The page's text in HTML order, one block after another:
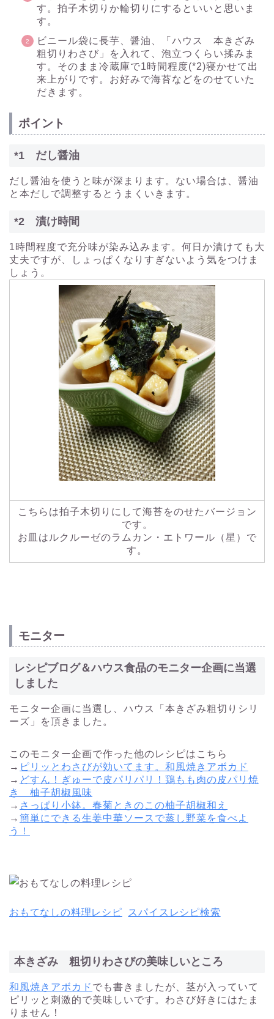
す。拍子木切りか輪切りにするといいと思いま
す。
ビニール袋に長芋、醤油、「ハウス 本きざみ
粗切りわさび」を入れて、泡立つくらい揉みま
す。そのまま冷蔵庫で1時間程度(*2)寝かせて出
来上がりです。お好みで海苔などをのせていた
だきます。
ポイント
*1 だし醤油
だし醤油を使うと味が深まります。ない場合は、醤油
と本だしで調整するとうまくいきます。
*2 漬け時間
1時間程度で充分味が染み込みます。何日か漬けても大
丈夫ですが、しょっぱくなりすぎないよう気をつけま
しょう。
こちらは拍子木切りにして海苔をのせたバージョン
です。
お皿はルクルーゼのラムカン・エトワール（星）で
す。
モニター
レシピブログ＆ハウス食品のモニター企画に当選
しました
モニター企画に当選し、ハウス「本きざみ粗切りシリ
ーズ」を頂きました。
このモニター企画で作った他のレシピはこちら
→ ピリッとわさびが効いてます。和風焼きアボカド
→ どすん！ぎゅーで皮パリパリ！鶏もも肉の皮パリ焼
き 柚子胡椒風味
→ さっぱり小鉢。春菊ときのこの柚子胡椒和え
→ 簡単にできる生姜中華ソースで蒸し野菜を食べよ
う！
おもてなしの料理レシピ スパイスレシピ検索
本きざみ 粗切りわさびの美味しいところ
和風焼きアボカド でも書きましたが、茎が入っていて
ピリッと刺激的で美味しいです。わさび好きにはたま
りません！